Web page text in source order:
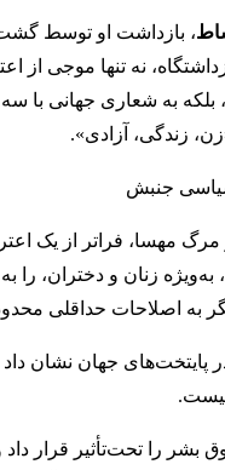
، بازداشت او توسط گشت
نه تنها موجی از
بلکه به شعاری جهانی با
زندگی، آزادی».
سیاسی جنبش
مهسا، فراتر از یک
به‌ویژه زنان و دختران، را
به اصلاحات حداقلی
پایتخت‌های جهان نشان
بشر را تحت‌تأثیر قرار داد